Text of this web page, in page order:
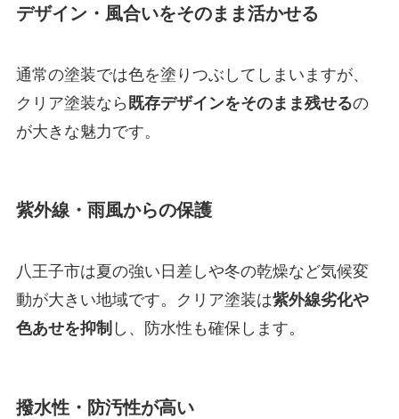
デザイン・風合いをそのまま活かせる
通常の塗装では色を塗りつぶしてしまいますが、
クリア塗装なら 既存デザインをそのまま残せるの
が大きな魅力です。
紫外線・雨風からの保護
八王子市は夏の強い日差しや冬の乾燥など気候変
動が大きい地域です。クリア塗装は紫外線劣化や
色あせを抑制 し、防水性も確保します。
撥水性・防汚性が高い